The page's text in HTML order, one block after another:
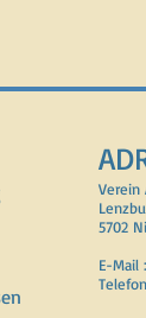
Verein
5702
E-